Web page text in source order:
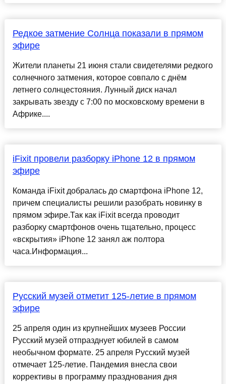
Редкое затмение Солнца показали в прямом
эфире
Жители планеты 21 июня стали свидетелями редкого
солнечного затмения, которое совпало с днём
летнего солнцестояния. Лунный диск начал
закрывать звезду с 7:00 по московскому времени в
Африке....
iFixit провели разборку iPhone 12 в прямом
эфире
Команда iFixit добралась до смартфона iPhone 12,
причем специалисты решили разобрать новинку в
прямом эфире.Так как iFixit всегда проводит
разборку смартфонов очень тщательно, процесс
«вскрытия» iPhone 12 занял аж полтора
часа.Информация...
Русский музей отметит 125-летие в прямом
эфире
25 апреля один из крупнейших музеев России
Русский музей отпразднует юбилей в самом
необычном формате. 25 апреля Русский музей
отмечает 125-летие. Пандемия внесла свои
коррективы в программу празднования дня